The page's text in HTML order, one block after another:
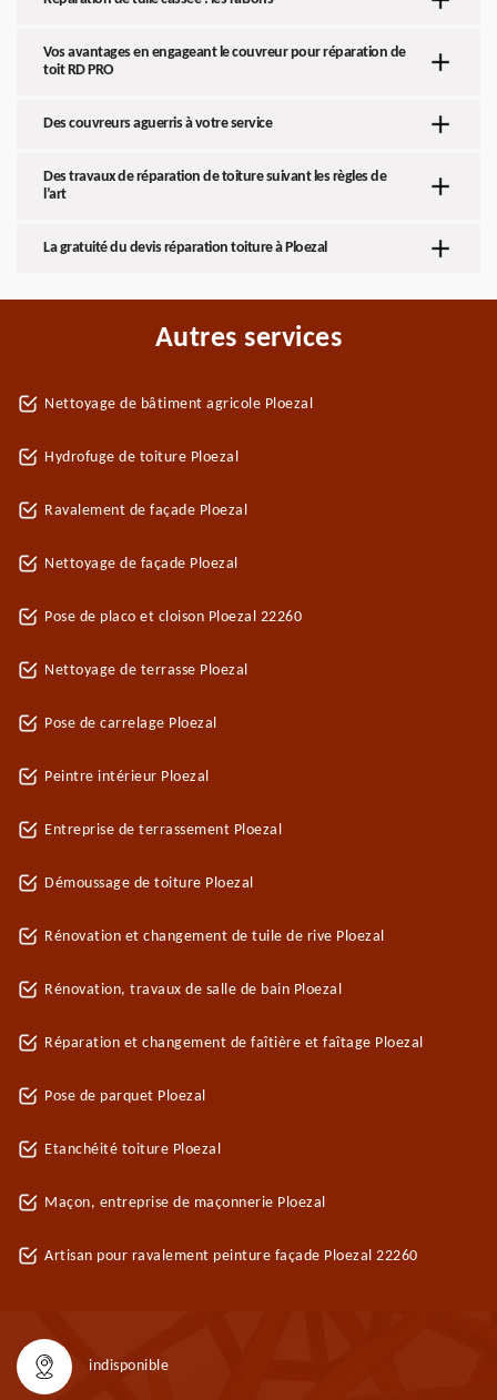
Vos avantages en engageant le couvreur pour réparation de
toit RD PRO
Des couvreurs aguerris à votre service
Des travaux de réparation de toiture suivant les règles de
l’art
La gratuité du devis réparation toiture à Ploezal
Autres services
Nettoyage de bâtiment agricole Ploezal
Hydrofuge de toiture Ploezal
Ravalement de façade Ploezal
Nettoyage de façade Ploezal
Pose de placo et cloison Ploezal 22260
Nettoyage de terrasse Ploezal
Pose de carrelage Ploezal
Peintre intérieur Ploezal
Entreprise de terrassement Ploezal
Démoussage de toiture Ploezal
Rénovation et changement de tuile de rive Ploezal
Rénovation, travaux de salle de bain Ploezal
Réparation et changement de faîtière et faîtage Ploezal
Pose de parquet Ploezal
Etanchéité toiture Ploezal
Maçon, entreprise de maçonnerie Ploezal
Artisan pour ravalement peinture façade Ploezal 22260
indisponible